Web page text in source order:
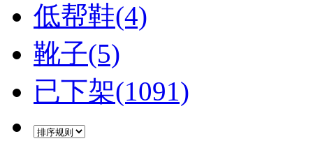
低帮鞋(4)
靴子(5)
已下架(1091)